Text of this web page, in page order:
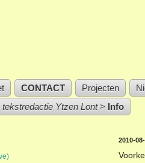
CONTACT Projecten
Ytzen Lont> Info
2010-